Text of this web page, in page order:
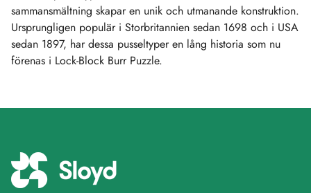
sammansmältning skapar en unik och utmanande konstruktion.
Ursprungligen populär i Storbritannien sedan 1698 och i USA
sedan 1897, har dessa pusseltyper en lång historia som nu
förenas i Lock-Block Burr Puzzle.